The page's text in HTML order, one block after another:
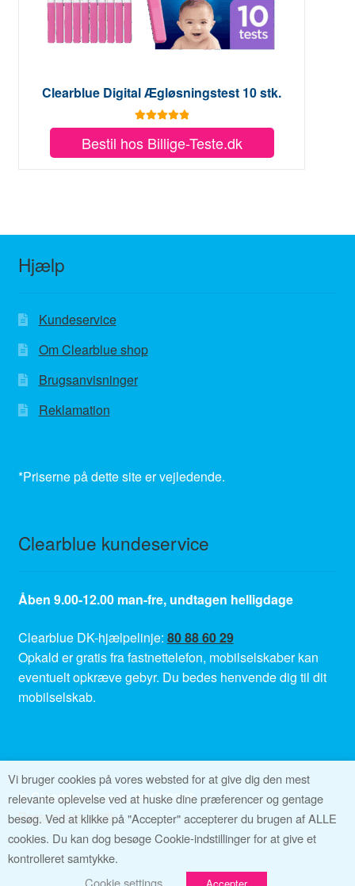
Clearblue Digital Ægløsningstest 10 stk.
Vurderet5.00
ud af 5
Bestil hos Billige-Teste.dk
Hjælp
Kundeservice
Om Clearblue shop
Brugsanvisninger
Reklamation
*Priserne på dette site er vejledende.
Clearblue kundeservice
Åben 9.00-12.00 man-fre, undtagen helligdage
Clearblue DK-hjælpelinje: 80 88 60 29
Opkald er gratis fra fastnettelefon, mobilselskaber kan
eventuelt opkræve gebyr. Du bedes henvende dig til dit
mobilselskab.
© Clearblueshop.dk 2018-2026
Persondatapolitik
Vi bruger cookies på vores websted for at give dig den mest
relevante oplevelse ved at huske dine præferencer og gentage
besøg. Ved at klikke på "Accepter" accepterer du brugen af ALLE
cookies. Du kan dog besøge Cookie-indstillinger for at give et
kontrolleret samtykke.
Cookie settings